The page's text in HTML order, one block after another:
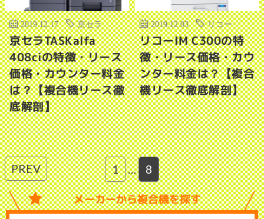
2019.12.17 京セラ
京セラTASKalfa
408ciの特徴・リース
価格・カウンター料金
は？【複合機リース徹
底解剖】
2019.12.03 リコー
リコーIM C300の特
徴・リース価格・カウ
ンター料金は？【複合
機リース徹底解剖】
PREV 1 … 8
メーカーから複合機を探す